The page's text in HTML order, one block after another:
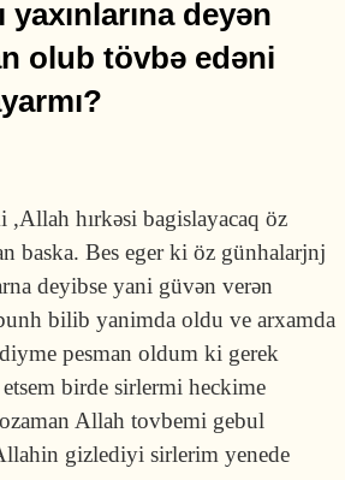
deyən
olub tövbə edəni
,Allah hırkəsi bagislayacaq öz
baska. Bes eger ki öz günhalarjnj
deyibse yani güvən verən
bilib yanimda oldu ve arxamda
pesman oldum ki gerek
birde sirlermi heckime
Allah tovbemi gebul
gizlediyi sirlerim yenede